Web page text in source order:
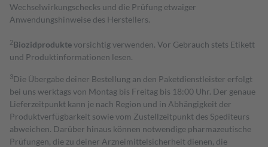
Wechselwirkungschecks und die Prüfung etwaiger
Anwendungshinweise des Herstellers.
2Biozidproduktevorsichtig verwenden. Vor Gebrauch stets Etikett
und Produktinformationen lesen.
3Die Übergabe deiner Bestellung an den Paketdienstleister erfolgt
bei uns werktags von Montag bis Freitag bis 18:00 Uhr. Der genaue
Lieferzeitpunkt kann je nach Region und in Abhängigkeit der
Produktverfügbarkeit sowie vom Zustellzeitpunkt des Spediteurs
abweichen. Darüber hinaus können notwendige pharmazeutische
Prüfungen, die zu deiner Arzneimittelsicherheit dienen, die